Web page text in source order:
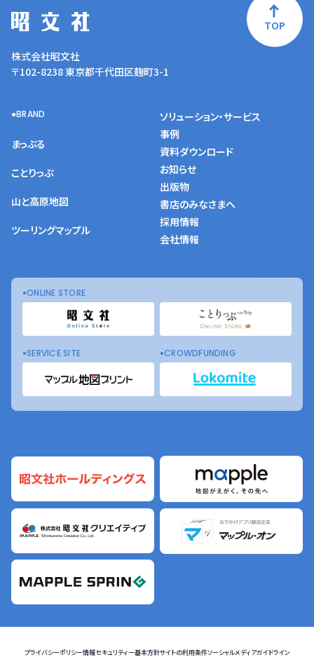
TOP
株式会社昭文社
〒102-8238 東京都千代田区麹町3-1
BRAND
まっぷる
ことりっぷ
山と高原地図
ツーリングマップル
ソリューション・サービス
事例
資料ダウンロード
お知らせ
出版物
書店のみなさまへ
採用情報
会社情報
ONLINE STORE
SERVICE SITE CROWDFUNDING
プライバシーポリシー情報セキュリティー基本方針サイトの利用条件ソーシャルメディアガイドライン